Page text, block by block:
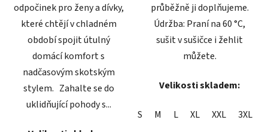
odpočinek pro ženy a dívky,
které chtějí v chladném
období spojit útulný
domácí komfort s
nadčasovým skotským
stylem. Zahalte se do
uklidňující pohody s...
průběžně ji doplňujeme.
Údržba: Praní na 60 °C,
sušit v sušičce i žehlit
můžete.
Velikosti skladem:
S M L XL XXL 3XL